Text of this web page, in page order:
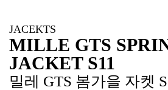
JACEKTS
MILLE GTS
JACKET S11
밀레 GTS 봄가을 자켓